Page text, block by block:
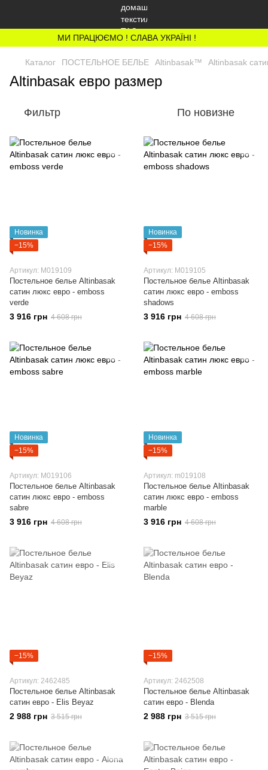
МИ ПРАЦЮЄМО ! СЛАВА УКРАЇНІ !
Каталог ПОСТЕЛЬНОЕ БЕЛЬЕ Altinbasak™ Altinbasak
Altinbasak евро размер
Фильтр По новизне
Новинка
−15%
Артикул: M019109
Постельное белье Altinbasak
сатин люкс евро - emboss
verde
3 916 грн 4 608 грн
Новинка
−15%
Артикул: M019105
Постельное белье Altinbasak
сатин люкс евро - emboss
shadows
3 916 грн 4 608 грн
Новинка
−15%
Артикул: M019106
Постельное белье Altinbasak
сатин люкс евро - emboss
sabre
3 916 грн 4 608 грн
Новинка
−15%
Артикул: m019108
Постельное белье Altinbasak
сатин люкс евро - emboss
marble
3 916 грн 4 608 грн
−15%
Артикул: 2462485
Постельное белье Altinbasak
сатин евро - Elis Beyaz
2 988 грн 3 515 грн
−15%
Артикул: 2462508
Постельное белье Altinbasak
сатин евро - Blenda
2 988 грн 3 515 грн